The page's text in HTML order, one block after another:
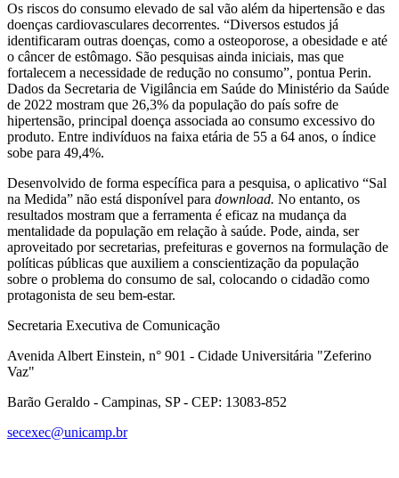
Os riscos do consumo elevado de sal vão além da hipertensão e das
doenças cardiovasculares decorrentes. “Diversos estudos já
identificaram outras doenças, como a osteoporose, a obesidade e até
o câncer de estômago. São pesquisas ainda iniciais, mas que
fortalecem a necessidade de redução no consumo”, pontua Perin.
Dados da Secretaria de Vigilância em Saúde do Ministério da Saúde
de 2022 mostram que 26,3% da população do país sofre de
hipertensão, principal doença associada ao consumo excessivo do
produto. Entre indivíduos na faixa etária de 55 a 64 anos, o índice
sobe para 49,4%.
Desenvolvido de forma específica para a pesquisa, o aplicativo “Sal
na Medida” não está disponível para download. No entanto, os
resultados mostram que a ferramenta é eficaz na mudança da
mentalidade da população em relação à saúde. Pode, ainda, ser
aproveitado por secretarias, prefeituras e governos na formulação de
políticas públicas que auxiliem a conscientização da população
sobre o problema do consumo de sal, colocando o cidadão como
protagonista de seu bem-estar.
Secretaria Executiva de Comunicação
Avenida Albert Einstein, n° 901 - Cidade Universitária "Zeferino
Vaz"
Barão Geraldo - Campinas, SP - CEP: 13083-852
secexec@unicamp.br